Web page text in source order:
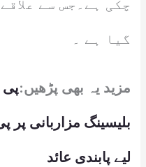
چکی ہے۔جس سے
گیا ہے ۔
مزید یہ بھی پڑھیں:پی
بلیسینگ مزاربانی
لیے پابندی عائد